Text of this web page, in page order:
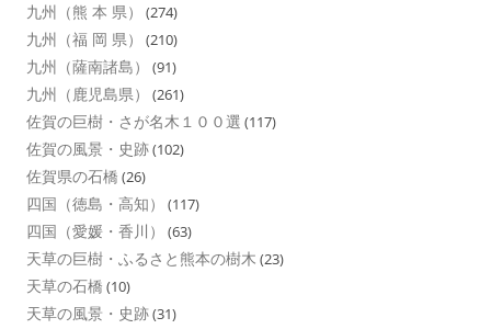
九州（熊 本 県） (274)
九州（福 岡 県） (210)
九州（薩南諸島） (91)
九州（鹿児島県） (261)
佐賀の巨樹・さが名木１００選 (117)
佐賀の風景・史跡(102)
佐賀県の石橋 (26)
四国（徳島・高知） (117)
四国（愛媛・香川） (63)
天草の巨樹・ふるさと熊本の樹木 (23)
天草の石橋 (10)
天草の風景・史跡(31)